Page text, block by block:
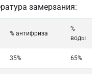
замерзания:
% антифриза
%
воды
35% 65%